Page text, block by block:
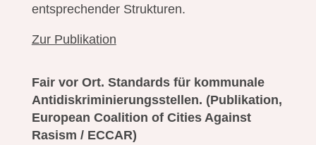
entsprechender Strukturen.
Zur Publikation
Fair vor Ort. Standards für kommunale
Antidiskriminierungsstellen. (Publikation,
European Coalition of Cities Against
Rasism / ECCAR)